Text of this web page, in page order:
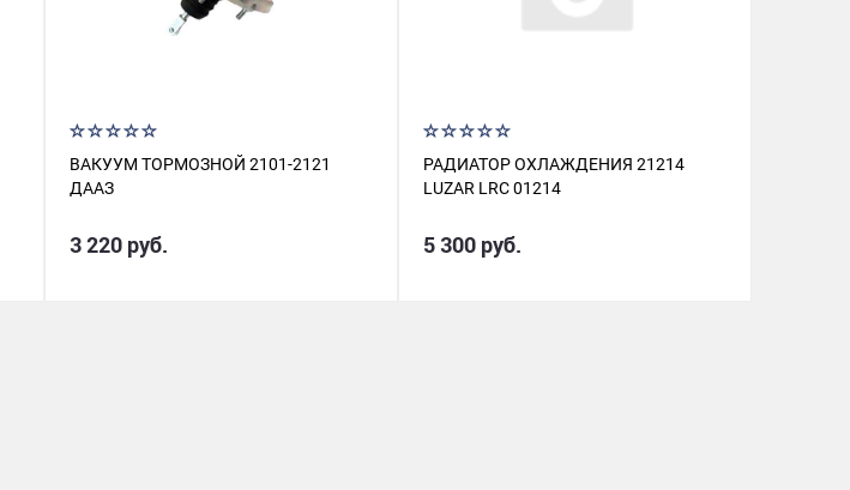
ВАКУУМ ТОРМОЗНОЙ 2101-2121
ДААЗ
3 220 руб.
РАДИАТОР ОХЛАЖДЕНИЯ 21214
LUZAR LRC 01214
5 300 руб.